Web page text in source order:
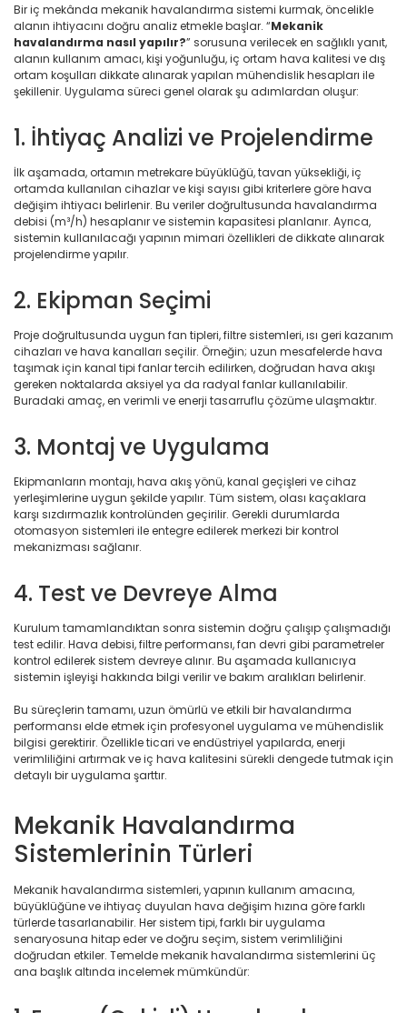
Bir iç mekânda mekanik havalandırma sistemi kurmak, öncelikle
alanın ihtiyacını doğru analiz etmekle başlar. “Mekanik
havalandırma nasıl yapılır?” sorusuna verilecek en sağlıklı yanıt,
alanın kullanım amacı, kişi yoğunluğu, iç ortam hava kalitesi ve dış
ortam koşulları dikkate alınarak yapılan mühendislik hesapları ile
şekillenir. Uygulama süreci genel olarak şu adımlardan oluşur:
1. İhtiyaç Analizi ve Projelendirme
İlk aşamada, ortamın metrekare büyüklüğü, tavan yüksekliği, iç
ortamda kullanılan cihazlar ve kişi sayısı gibi kriterlere göre hava
değişim ihtiyacı belirlenir. Bu veriler doğrultusunda havalandırma
debisi (m³/h) hesaplanır ve sistemin kapasitesi planlanır. Ayrıca,
sistemin kullanılacağı yapının mimari özellikleri de dikkate alınarak
projelendirme yapılır.
2. Ekipman Seçimi
Proje doğrultusunda uygun fan tipleri, filtre sistemleri, ısı geri kazanım
cihazları ve hava kanalları seçilir. Örneğin; uzun mesafelerde hava
taşımak için kanal tipi fanlar tercih edilirken, doğrudan hava akışı
gereken noktalarda aksiyel ya da radyal fanlar kullanılabilir.
Buradaki amaç, en verimli ve enerji tasarruflu çözüme ulaşmaktır.
3. Montaj ve Uygulama
Ekipmanların montajı, hava akış yönü, kanal geçişleri ve cihaz
yerleşimlerine uygun şekilde yapılır. Tüm sistem, olası kaçaklara
karşı sızdırmazlık kontrolünden geçirilir. Gerekli durumlarda
otomasyon sistemleri ile entegre edilerek merkezi bir kontrol
mekanizması sağlanır.
4. Test ve Devreye Alma
Kurulum tamamlandıktan sonra sistemin doğru çalışıp çalışmadığı
test edilir. Hava debisi, filtre performansı, fan devri gibi parametreler
kontrol edilerek sistem devreye alınır. Bu aşamada kullanıcıya
sistemin işleyişi hakkında bilgi verilir ve bakım aralıkları belirlenir.
Bu süreçlerin tamamı, uzun ömürlü ve etkili bir havalandırma
performansı elde etmek için profesyonel uygulama ve mühendislik
bilgisi gerektirir. Özellikle ticari ve endüstriyel yapılarda, enerji
verimliliğini artırmak ve iç hava kalitesini sürekli dengede tutmak için
detaylı bir uygulama şarttır.
Mekanik Havalandırma
Sistemlerinin Türleri
Mekanik havalandırma sistemleri, yapının kullanım amacına,
büyüklüğüne ve ihtiyaç duyulan hava değişim hızına göre farklı
türlerde tasarlanabilir. Her sistem tipi, farklı bir uygulama
senaryosuna hitap eder ve doğru seçim, sistem verimliliğini
doğrudan etkiler. Temelde mekanik havalandırma sistemlerini üç
ana başlık altında incelemek mümkündür: